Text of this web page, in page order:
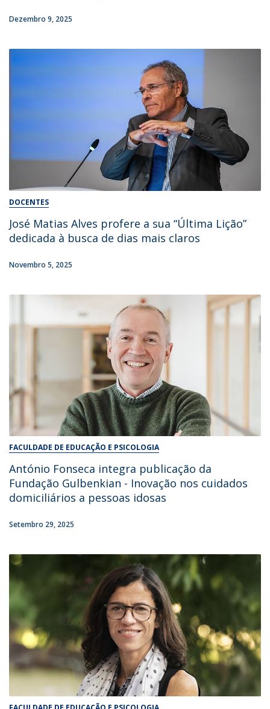
Dezembro 9, 2025
DOCENTES
José Matias Alves profere a sua “Última Lição”
dedicada à busca de dias mais claros
Novembro 5, 2025
FACULDADE DE EDUCAÇÃO E PSICOLOGIA
António Fonseca integra publicação da
Fundação Gulbenkian - Inovação nos cuidados
domiciliários a pessoas idosas
Setembro 29, 2025